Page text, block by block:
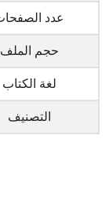
عدد
حجم الملف
لغة الكتاب
التصنيف